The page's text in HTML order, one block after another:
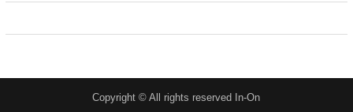
Copyright © All rights reserved In-On